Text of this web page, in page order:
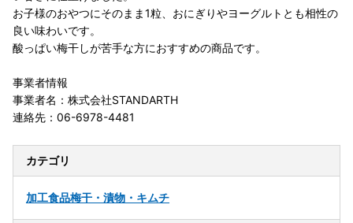
お子様のおやつにそのまま1粒、おにぎりやヨーグルトとも相性の
良い味わいです。
酸っぱい梅干しが苦手な方におすすめの商品です。
事業者情報
事業者名：株式会社STANDARTH
連絡先：06-6978-4481
カテゴリ
加工食品梅干・漬物・キムチ